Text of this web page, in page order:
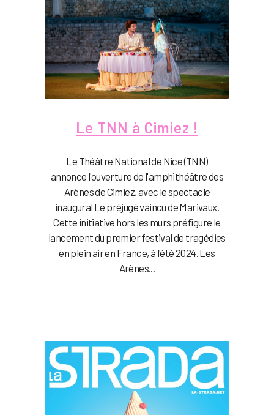
Le TNN à Cimiez !
Le Théâtre National de Nice (TNN)
annonce l'ouverture de l'amphithéâtre des
Arènes de Cimiez, avec le spectacle
inaugural Le préjugé vaincu de Marivaux.
Cette initiative hors les murs préfigure le
lancement du premier festival de tragédies
en plein air en France, à l'été 2024. Les
Arènes...